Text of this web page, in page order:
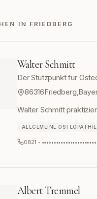
IN FRIEDBERG
Walter Schmitt
Der Stützpunkt für
86316Friedberg,
Walter Schmitt
ALLGEMEINE OSTEOPATHIE
0821 - •••••••••••••••••••••••
Albert Tremmel